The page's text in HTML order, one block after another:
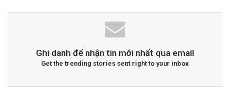
Ghi danh để nhận tin mới nhất qua email
Get the trending stories sent right to your inbox